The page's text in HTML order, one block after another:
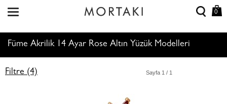
0
Füme Akrilik 14 Ayar Rose Altın Yüzük Modelleri
Filtre (4) Sayfa 1 / 1